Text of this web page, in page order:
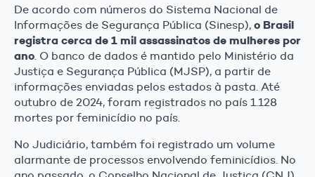
De acordo com números do Sistema Nacional de
Informações de Segurança Pública (Sinesp), o Brasil
registra cerca de 1 mil assassinatos de mulheres por
ano . O banco de dados é mantido pelo Ministério da
Justiça e Segurança Pública (MJSP), a partir de
informações enviadas pelos estados à pasta. Até
outubro de 2024, foram registrados no país 1.128
mortes por feminicídio no país.
No Judiciário, também foi registrado um volume
alarmante de processos envolvendo feminicídios. No